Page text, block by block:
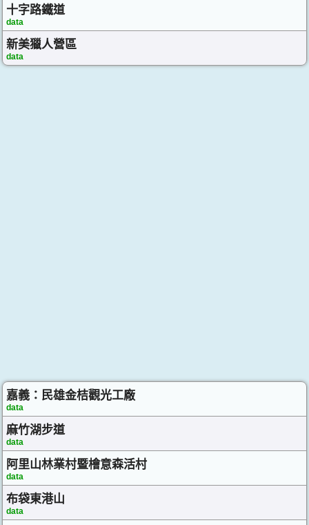
十字路鐵道
data
新美獵人營區
data
嘉義：民雄金桔觀光工廠
data
麻竹湖步道
data
阿里山林業村暨檜意森活村
data
布袋東港山
data